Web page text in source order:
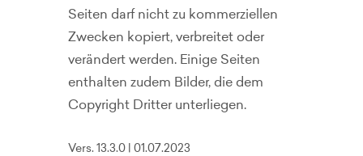
Seiten darf nicht zu kommerziellen
Zwecken kopiert, verbreitet oder
verändert werden. Einige Seiten
enthalten zudem Bilder, die dem
Copyright Dritter unterliegen.
Vers. 13.3.0 | 01.07.2023